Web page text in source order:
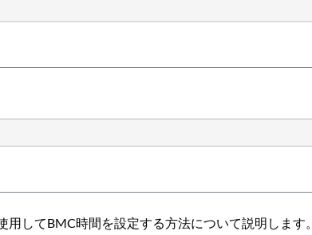
用してBMC時間を設定する方法について説明します。